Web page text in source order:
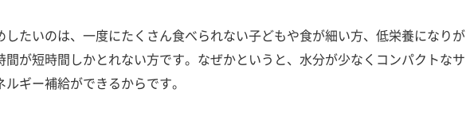
したいのは、一度にたくさん食べられない子どもや食が細い方、低栄養になりが
間が短時間しかとれない方です。なぜかというと、水分が少なくコンパクトなサ
ギー補給ができるからです。